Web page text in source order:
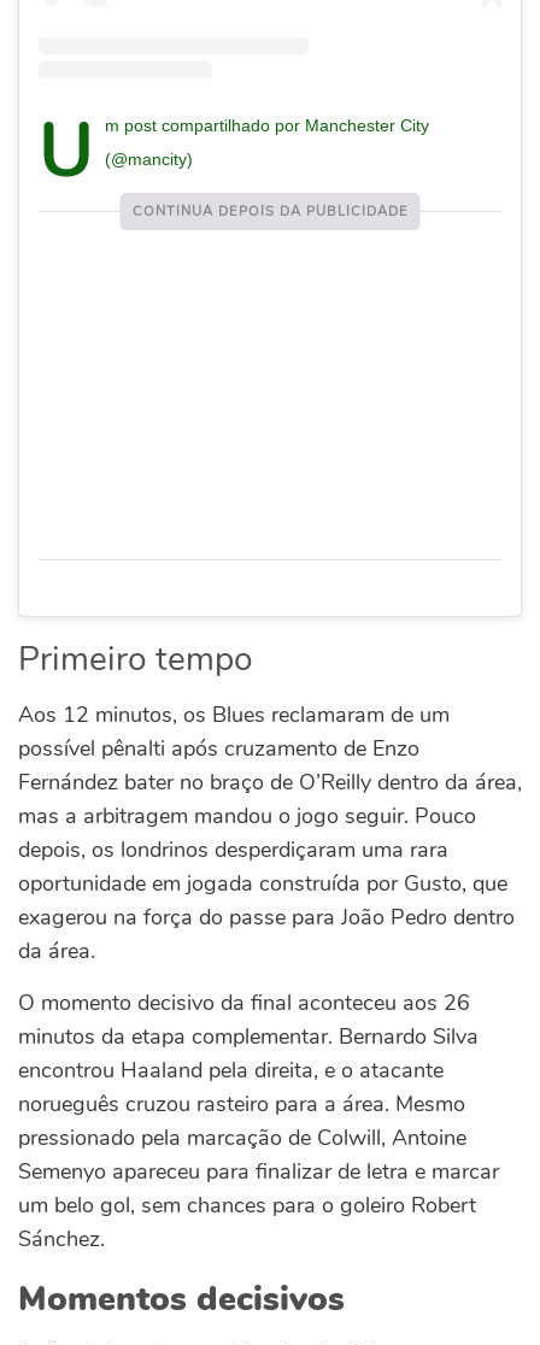
Um post compartilhado por Manchester City
(@mancity)
Primeiro tempo
Aos 12 minutos, os Blues reclamaram de um
possível pênalti após cruzamento de Enzo
Fernández bater no braço de O’Reilly dentro da área,
mas a arbitragem mandou o jogo seguir. Pouco
depois, os londrinos desperdiçaram uma rara
oportunidade em jogada construída por Gusto, que
exagerou na força do passe para João Pedro dentro
da área.
O momento decisivo da final aconteceu aos 26
minutos da etapa complementar. Bernardo Silva
encontrou Haaland pela direita, e o atacante
norueguês cruzou rasteiro para a área. Mesmo
pressionado pela marcação de Colwill, Antoine
Semenyo apareceu para finalizar de letra e marcar
um belo gol, sem chances para o goleiro Robert
Sánchez.
Momentos decisivos